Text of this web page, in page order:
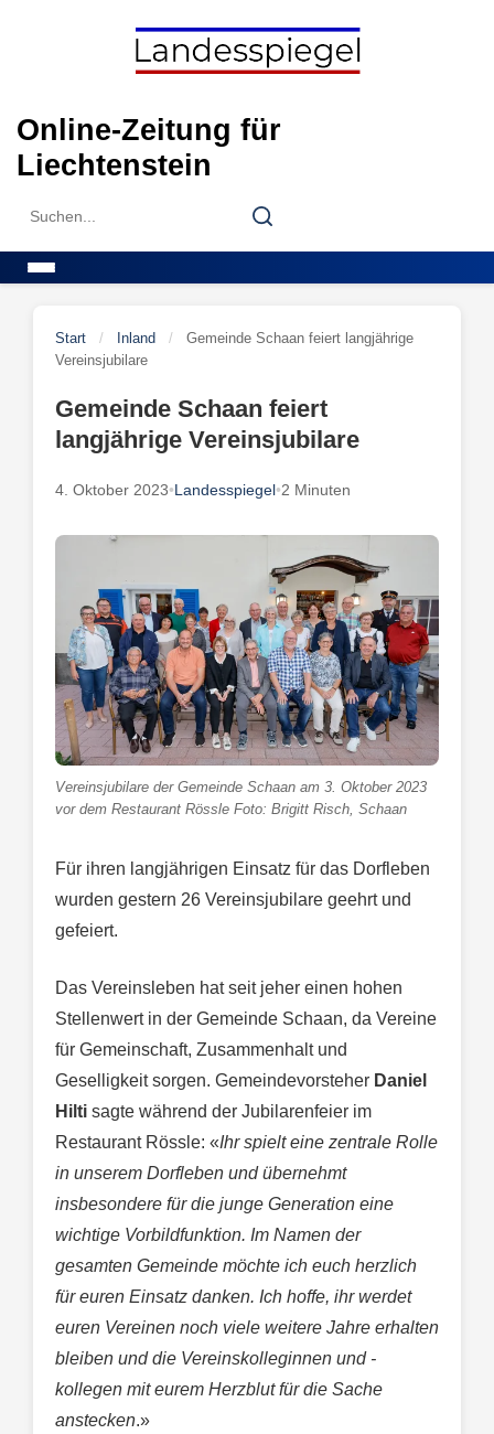
Online-Zeitung für
Liechtenstein
Search
Search
Start / Inland /
Gemeinde Schaan feiert langjährige
Vereinsjubilare
Gemeinde Schaan feiert
langjährige Vereinsjubilare
4. Oktober 2023•Landesspiegel•2 Minuten
Vereinsjubilare der Gemeinde Schaan am 3. Oktober 2023
vor dem Restaurant Rössle Foto: Brigitt Risch, Schaan
Für ihren langjährigen Einsatz für das Dorfleben
wurden gestern 26 Vereinsjubilare geehrt und
gefeiert.
Das Vereinsleben hat seit jeher einen hohen
Stellenwert in der Gemeinde Schaan, da Vereine
für Gemeinschaft, Zusammenhalt und
Geselligkeit sorgen. Gemeindevorsteher Daniel
Hilti sagte während der Jubilarenfeier im
Restaurant Rössle: «Ihr spielt eine zentrale Rolle
in unserem Dorfleben und übernehmt
insbesondere für die junge Generation eine
wichtige Vorbildfunktion. Im Namen der
gesamten Gemeinde möchte ich euch herzlich
für euren Einsatz danken. Ich hoffe, ihr werdet
euren Vereinen noch viele weitere Jahre erhalten
bleiben und die Vereinskolleginnen und -
kollegen mit eurem Herzblut für die Sache
anstecken.»